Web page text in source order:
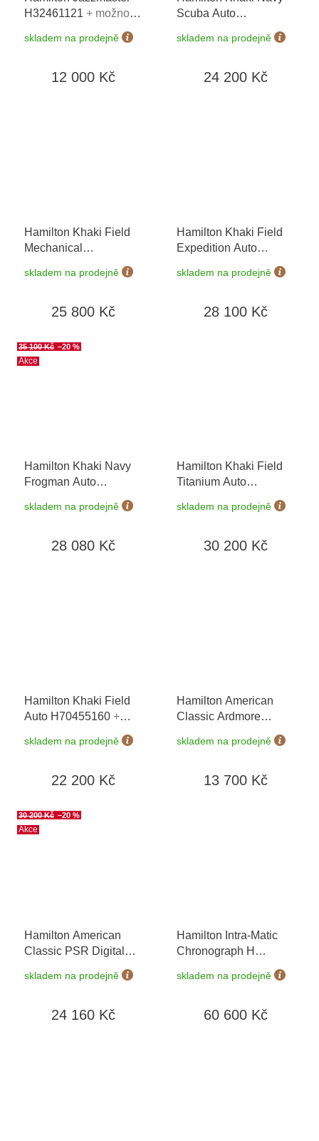
H32461121 + možnost
skladem na prodejně
12 000 Kč
Scuba Auto
prodloužená záruka 5
do 90 dní
skladem na prodejně
24 200 Kč
Hamilton Khaki Field
Mechanical
prodloužená záruka 5
do 90 dní
skladem na prodejně
25 800 Kč
Hamilton Khaki Field
Expedition Auto
prodloužená záruka 5
skladem na prodejně
28 100 Kč
Akce
35 100 Kč –20 %
Hamilton Khaki Navy
Frogman Auto
skladem na prodejně
28 080 Kč
Hamilton Khaki Field
Titanium Auto
prodloužená záruka 5
skladem na prodejně
30 200 Kč
Hamilton Khaki Field
Auto H70455160 +
prodloužená záruka 5
let + možnost výměny
skladem na prodejně
22 200 Kč
Hamilton American
Classic Ardmore
+
prodloužená záruka 5
do 90 dní
skladem na prodejně
13 700 Kč
Akce
30 200 Kč –20 %
Hamilton American
Classic PSR Digital
skladem na prodejně
24 160 Kč
Hamilton Intra-Matic
Chronograph H
skladem na prodejně
60 600 Kč